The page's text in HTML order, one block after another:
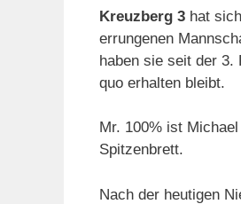
Kreuzberg 3 hat
errungenen
haben sie seit der 3.
quo erhalten bleibt.
Mr. 100% ist
Spitzenbrett.
Nach der heutigen